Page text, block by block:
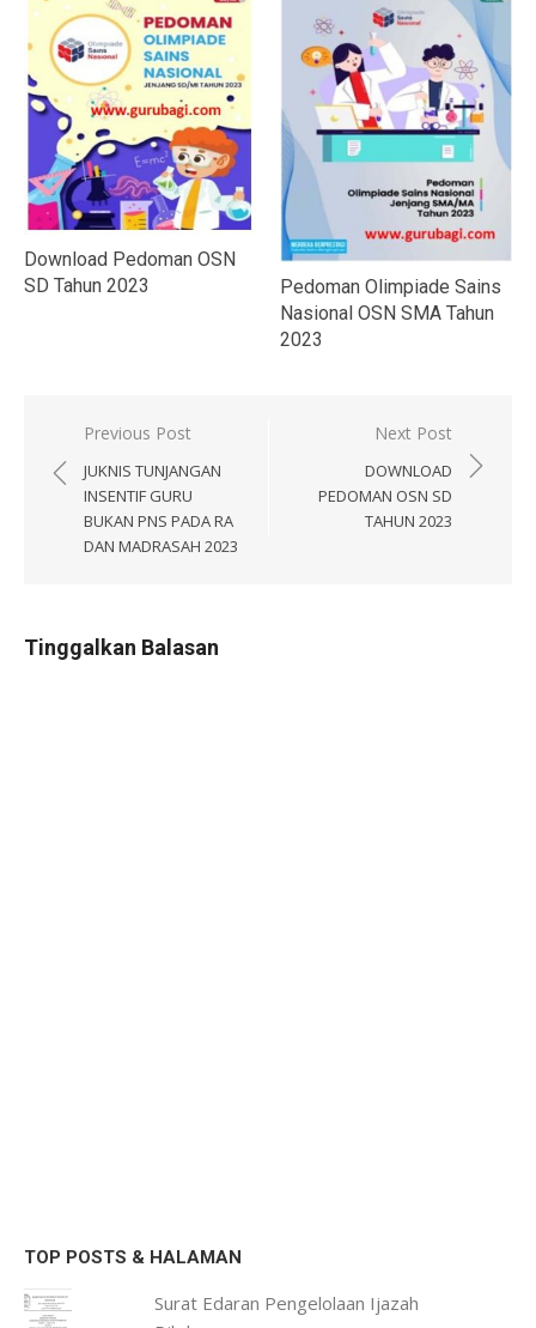
Download Pedoman OSN
SD Tahun 2023
Pedoman Olimpiade Sains
Nasional OSN SMA Tahun
2023
Navigasi
pos
Previous Post
JUKNIS TUNJANGAN
INSENTIF GURU
BUKAN PNS PADA RA
DAN MADRASAH 2023
Next Post
DOWNLOAD
PEDOMAN OSN SD
TAHUN 2023
Tinggalkan Balasan
TOP POSTS & HALAMAN
Surat Edaran Pengelolaan Ijazah